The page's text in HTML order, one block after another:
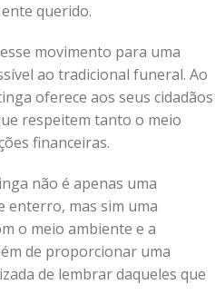
querido.
movimento para uma
ao tradicional funeral. Ao
oferece aos seus cidadãos
respeitem tanto o meio
financeiras.
não é apenas uma
enterro, mas sim uma
o meio ambiente e a
de proporcionar uma
de lembrar daqueles que